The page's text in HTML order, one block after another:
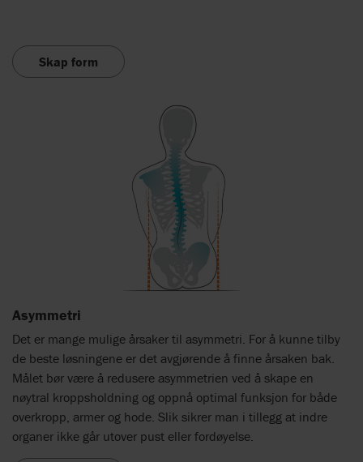
Skap form
Asymmetri
Det er mange mulige årsaker til asymmetri. For å kunne tilby
de beste løsningene er det avgjørende å finne årsaken bak.
Målet bør være å redusere asymmetrien ved å skape en
nøytral kroppsholdning og oppnå optimal funksjon for både
overkropp, armer og hode. Slik sikrer man i tillegg at indre
organer ikke går utover pust eller fordøyelse.